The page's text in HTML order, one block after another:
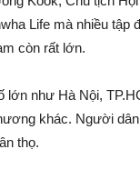
Life mà nhiều tập
còn rất lớn.
lớn như Hà Nội,
khác. Người
thọ.